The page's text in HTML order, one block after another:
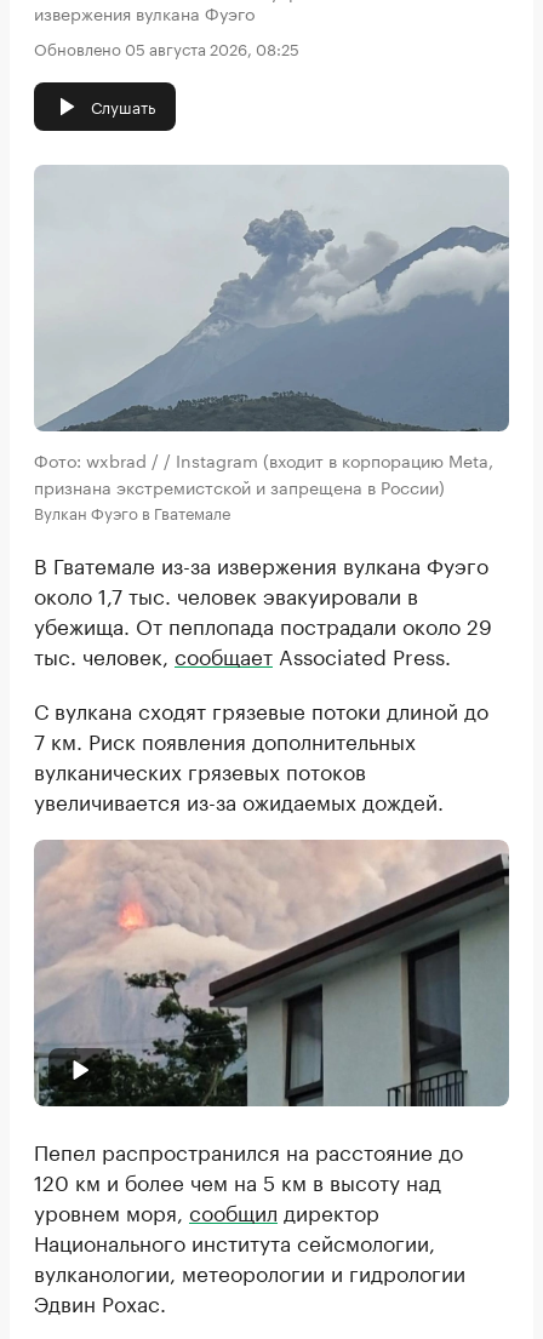
извержения вулкана Фуэго
Обновлено 05 августа 2026, 08:25
Слушать
Фото: wxbrad / / Instagram (входит в корпорацию Meta,
признана экстремистской и запрещена в России)
Вулкан Фуэго в Гватемале
В Гватемале из-за извержения вулкана Фуэго
около 1,7 тыс. человек эвакуировали в
убежища. От пеплопада пострадали около 29
тыс. человек, сообщает Associated Press.
С вулкана сходят грязевые потоки длиной до
7 км. Риск появления дополнительных
вулканических грязевых потоков
увеличивается из-за ожидаемых дождей.
Пепел распространился на расстояние до
120 км и более чем на 5 км в высоту над
уровнем моря, сообщил директор
Национального института сейсмологии,
вулканологии, метеорологии и гидрологии
Эдвин Рохас.